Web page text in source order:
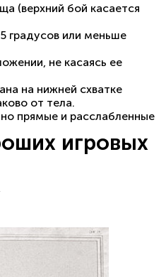
(верхний бой касается
градусов или меньше
не касаясь ее
на нижней схватке
от тела.
прямые и расслабленные
игровых